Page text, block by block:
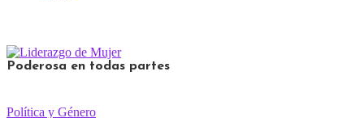
Poderosa en todas partes
Política y Género